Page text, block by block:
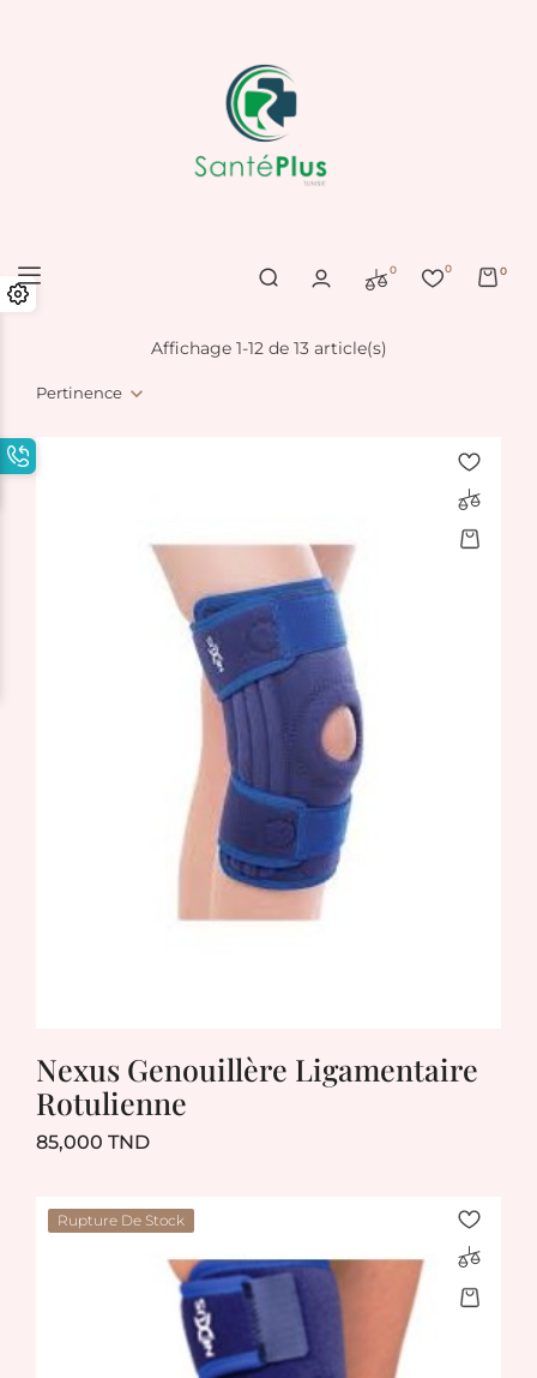
0 0 0
Pertinence
Affichage 1-12 de 13 article(s)
Nexus Genouillère Ligamentaire
Rotulienne
85,000 TNDPrix
Rupture De Stock